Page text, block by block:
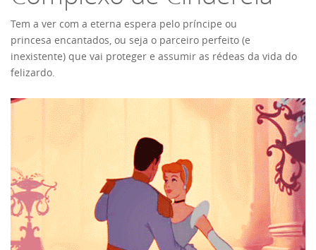
Tem a ver com a eterna espera pelo príncipe ou
princesa encantados, ou seja o parceiro perfeito (e
inexistente) que vai proteger e assumir as rédeas da vida do
felizardo.